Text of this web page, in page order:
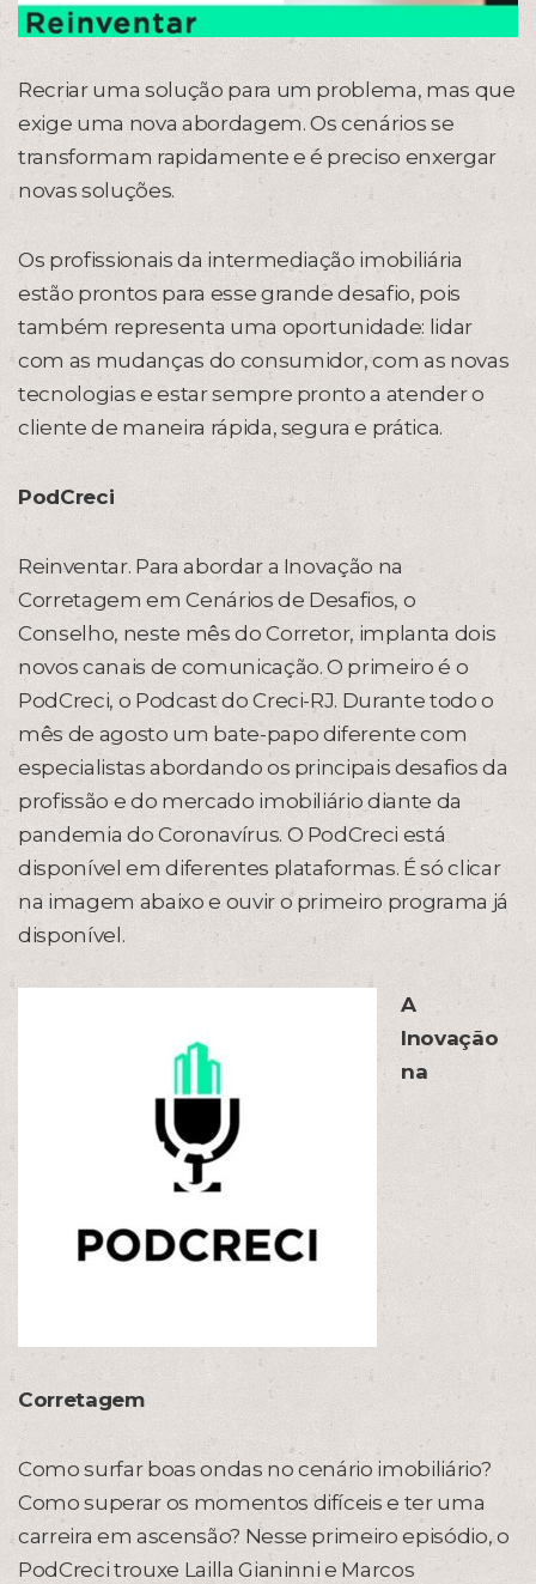
Recriar uma solução para um problema, mas que
exige uma nova abordagem. Os cenários se
transformam rapidamente e é preciso enxergar
novas soluções.
Os profissionais da intermediação imobiliária
estão prontos para esse grande desafio, pois
também representa uma oportunidade: lidar
com as mudanças do consumidor, com as novas
tecnologias e estar sempre pronto a atender o
cliente de maneira rápida, segura e prática.
PodCreci
Reinventar. Para abordar a Inovação na
Corretagem em Cenários de Desafios, o
Conselho, neste mês do Corretor, implanta dois
novos canais de comunicação. O primeiro é o
PodCreci, o Podcast do Creci-RJ. Durante todo o
mês de agosto um bate-papo diferente com
especialistas abordando os principais desafios da
profissão e do mercado imobiliário diante da
pandemia do Coronavírus. O PodCreci está
disponível em diferentes plataformas. É só clicar
na imagem abaixo e ouvir o primeiro programa já
disponível.
A
Inovação
na
Corretagem
Como surfar boas ondas no cenário imobiliário?
Como superar os momentos difíceis e ter uma
carreira em ascensão? Nesse primeiro episódio, o
PodCreci trouxe Lailla Gianinni e Marcos